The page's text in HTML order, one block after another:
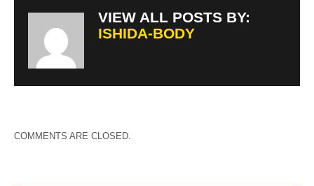
VIEW ALL POSTS BY:
ISHIDA-BODY
COMMENTS ARE CLOSED.